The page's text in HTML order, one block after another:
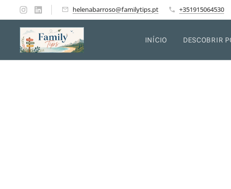
helenabarroso@familytips.pt +351915064530
INÍCIO DESCOBRIR